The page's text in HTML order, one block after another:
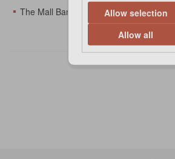
The Mall BangKae
Allow selection
Allow all